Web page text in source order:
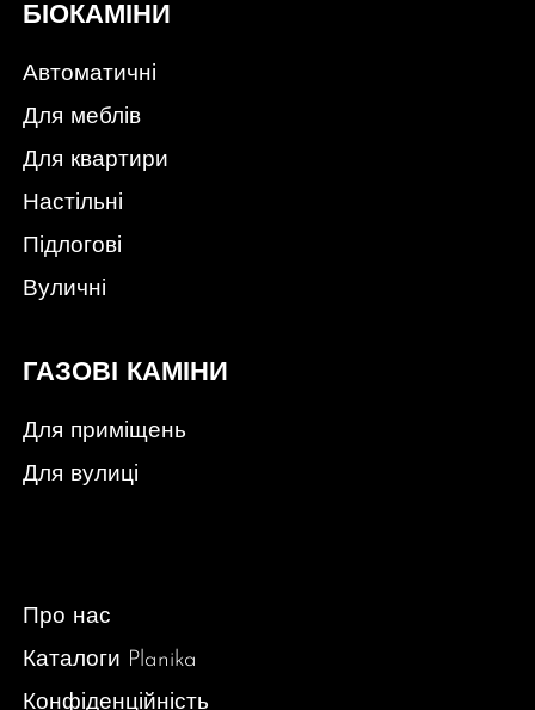
БІОКАМІНИ
Автоматичні
Для меблів
Для квартири
Настільні
Підлогові
Вуличні
ГАЗОВІ КАМІНИ
Для приміщень
Для вулиці
Про нас
Каталоги Planika
Конфіденційність